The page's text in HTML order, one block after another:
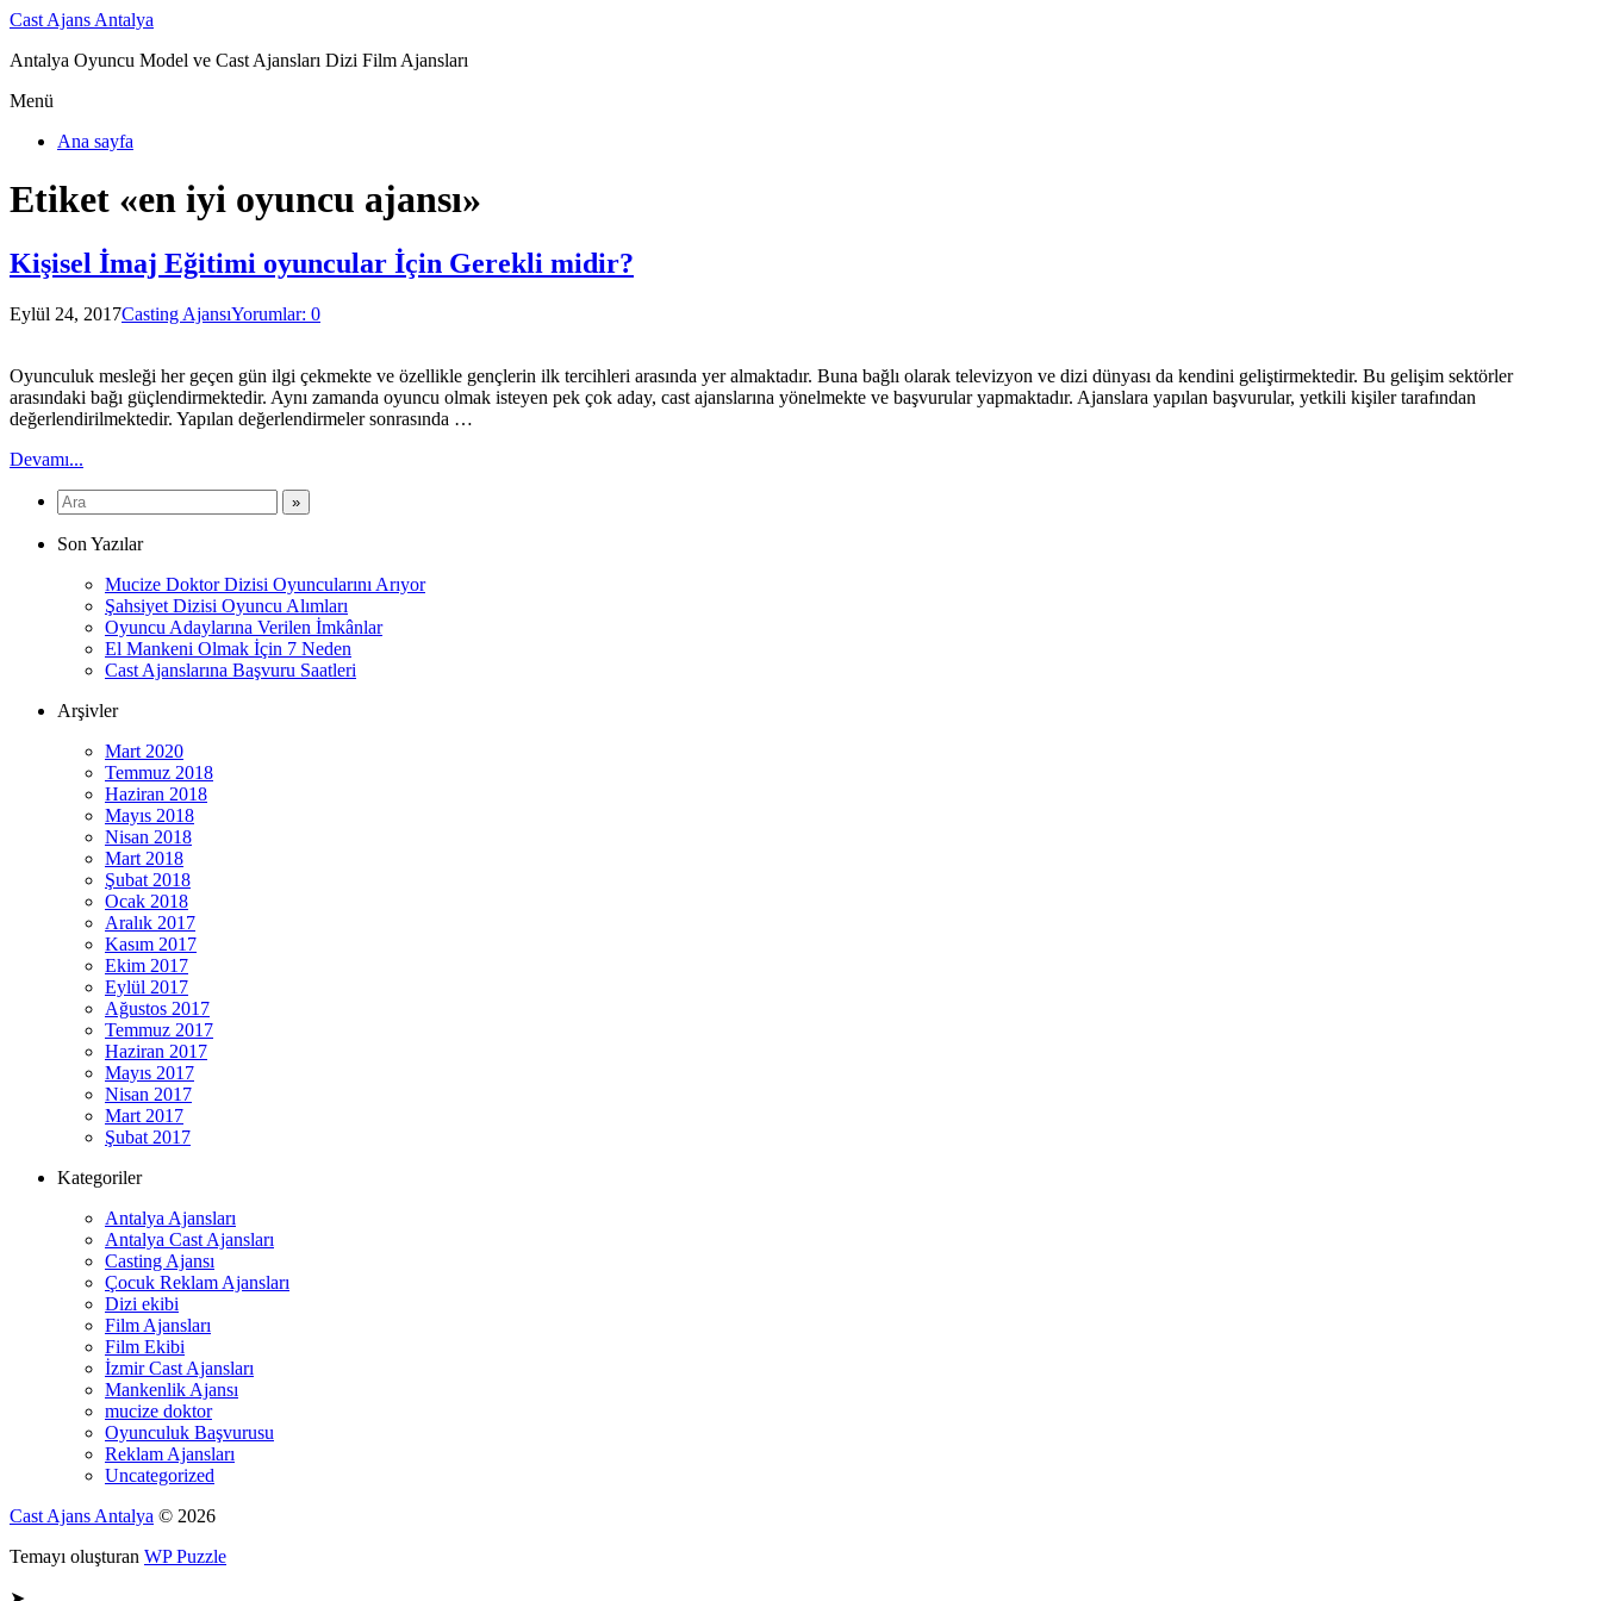
Cast Ajans Antalya
Antalya Oyuncu Model ve Cast Ajansları Dizi Film Ajansları
Menü
Ana sayfa
Etiket «en iyi oyuncu ajansı»
Kişisel İmaj Eğitimi oyuncular İçin Gerekli midir?
Eylül 24, 2017Casting AjansıYorumlar: 0
Oyunculuk mesleği her geçen gün ilgi çekmekte ve özellikle gençlerin ilk tercihleri arasında yer almaktadır. Buna bağlı olarak televizyon ve dizi dünyası da kendini geliştirmektedir. Bu gelişim sektörler
arasındaki bağı güçlendirmektedir. Aynı zamanda oyuncu olmak isteyen pek çok aday, cast ajanslarına yönelmekte ve başvurular yapmaktadır. Ajanslara yapılan başvurular, yetkili kişiler tarafından
değerlendirilmektedir. Yapılan değerlendirmeler sonrasında …
Devamı...
Son Yazılar
Mucize Doktor Dizisi Oyuncularını Arıyor
Şahsiyet Dizisi Oyuncu Alımları
Oyuncu Adaylarına Verilen İmkânlar
El Mankeni Olmak İçin 7 Neden
Cast Ajanslarına Başvuru Saatleri
Arşivler
Mart 2020
Temmuz 2018
Haziran 2018
Mayıs 2018
Nisan 2018
Mart 2018
Şubat 2018
Ocak 2018
Aralık 2017
Kasım 2017
Ekim 2017
Eylül 2017
Ağustos 2017
Temmuz 2017
Haziran 2017
Mayıs 2017
Nisan 2017
Mart 2017
Şubat 2017
Kategoriler
Antalya Ajansları
Antalya Cast Ajansları
Casting Ajansı
Çocuk Reklam Ajansları
Dizi ekibi
Film Ajansları
Film Ekibi
İzmir Cast Ajansları
Mankenlik Ajansı
mucize doktor
Oyunculuk Başvurusu
Reklam Ajansları
Uncategorized
Cast Ajans Antalya © 2026
Temayı oluşturan WP Puzzle